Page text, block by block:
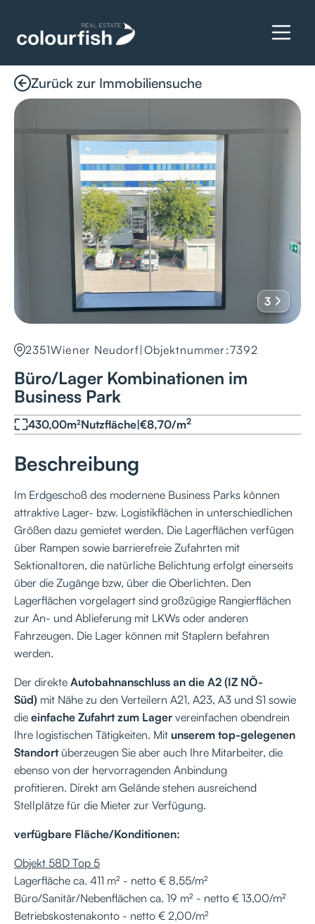
Zurück zur Immobiliensuche
3
2351Wiener Neudorf| Objektnummer:7392
Büro/Lager Kombinationen im
Business Park
430,00m²Nutzfläche|€8,70/m2
Beschreibung
Im Erdgeschoß des modernene Business Parks können
attraktive Lager- bzw. Logistikflächen in unterschiedlichen
Größen dazu gemietet werden. Die Lagerflächen verfügen
über Rampen sowie barrierefreie Zufahrten mit
Sektionaltoren, die natürliche Belichtung erfolgt einerseits
über die Zugänge bzw, über die Oberlichten. Den
Lagerflächen vorgelagert sind großzügige Rangierflächen
zur An- und Ablieferung mit LKWs oder anderen
Fahrzeugen. Die Lager können mit Staplern befahren
werden.
Der direkte Autobahnanschluss an die A2 (IZ NÖ-
Süd) mit Nähe zu den Verteilern A21, A23, A3 und S1 sowie
die einfache Zufahrt zum Lager vereinfachen obendrein
Ihre logistischen Tätigkeiten. Mit unserem top-gelegenen
Standortüberzeugen Sie aber auch Ihre Mitarbeiter, die
ebenso von der hervorragenden Anbindung
profitieren. Direkt am Gelände stehen ausreichend
Stellplätze für die Mieter zur Verfügung.
verfügbare Fläche/Konditionen:
Objekt 58D Top 5
Lagerfläche ca. 411 m² - netto € 8,55/m²
Büro/Sanitär/Nebenflächen ca. 19 m² - netto € 13,00/m²
Betriebskostenakonto - netto € 2,00/m²
Details anfragen